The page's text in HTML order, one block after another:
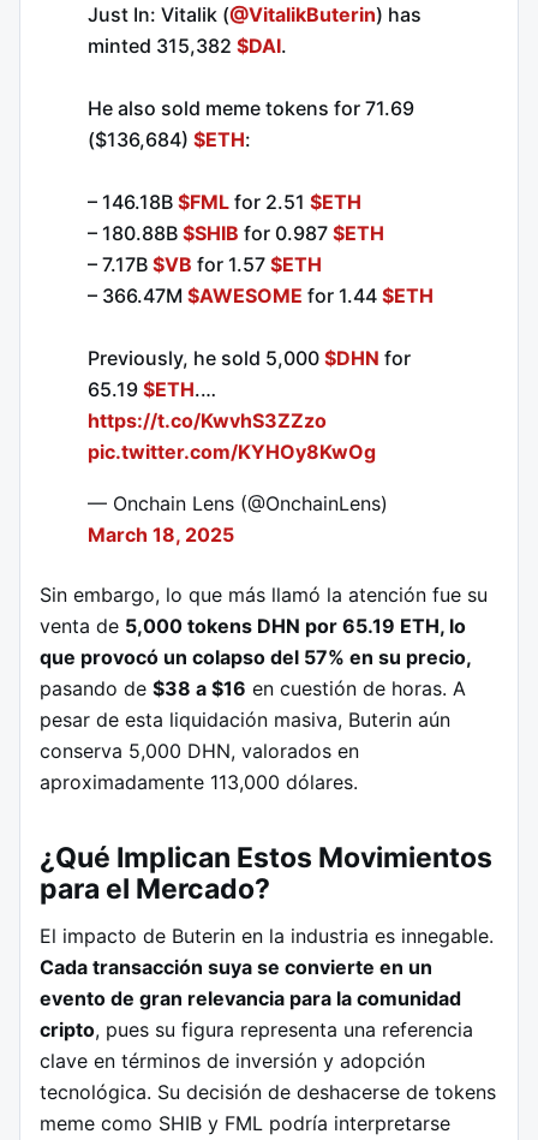
Just In: Vitalik (@VitalikButerin) has
minted 315,382 $DAI.
He also sold meme tokens for 71.69
($136,684) $ETH:
– 146.18B $FML for 2.51 $ETH
– 180.88B $SHIB for 0.987 $ETH
– 7.17B $VB for 1.57 $ETH
– 366.47M $AWESOME for 1.44 $ETH
Previously, he sold 5,000 $DHN for
65.19 $ETH.…
https://t.co/KwvhS3ZZzo
pic.twitter.com/KYHOy8KwOg
— Onchain Lens (@OnchainLens)
March 18, 2025
Sin embargo, lo que más llamó la atención fue su
venta de 5,000 tokens DHN por 65.19 ETH, lo
que provocó un colapso del 57% en su precio,
pasando de $38 a $16 en cuestión de horas. A
pesar de esta liquidación masiva, Buterin aún
conserva 5,000 DHN, valorados en
aproximadamente 113,000 dólares.
¿Qué Implican Estos Movimientos
para el Mercado?
El impacto de Buterin en la industria es innegable.
Cada transacción suya se convierte en un
evento de gran relevancia para la comunidad
cripto, pues su figura representa una referencia
clave en términos de inversión y adopción
tecnológica. Su decisión de deshacerse de tokens
meme como SHIB y FML podría interpretarse